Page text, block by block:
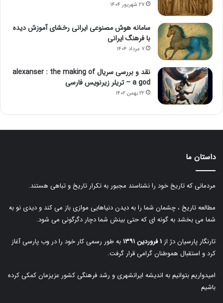
۲۷ شهریور ۱۴۰۴
سامانه هوش مصنوعی ایرانی رخشای آموزش دیده
با فرهنگ ایرانی
۷ مرداد ۱۴۰۴
نقد و بررسی سریال alexanser : the making of
a god – تریلر زیرنویس فارسی
۲۲ بهمن ۱۴۰۲
داستان ما
مردمانی که تاریخ خود را نشناسند مجبور به تکرار تاریخ و تباهی هستند.
مطالعه تاریخ ، چشمان شما را به دیدن دنیاهایی موازی باز می کند و دیدی نو به
شما می بخشد به گونه ای که حتی بینش شما دچار دگرگونی می شود.
تارنگار پارسیان دژ از ۱ فروردین ۱۳۹۱
به طور رسمی کار خود را در وب پارسی آغاز
کرد و استقبال هموطنان گرامی قرار گرفت.
امیدواریم بتوانیم به اندیشه ایرانشهری و رشد فرهنگی کشور عزیزمان کمکی کرده
باشیم